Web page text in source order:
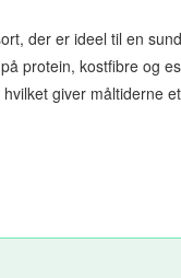
der er ideel til en
protein, kostfibre og
giver måltiderne